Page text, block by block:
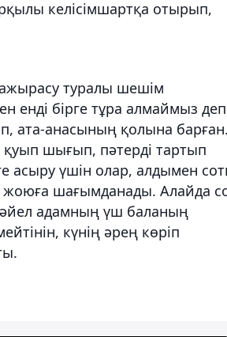
келісімшартқа отырып,
туралы шешім
енді бірге тұра алмаймыз деп
ата-анасының қолына
шығып, пәтерді тартып
үшін олар, алдымен
жоюға шағымданады. Алайда
адамның үш баланың
күнің әрең көріп